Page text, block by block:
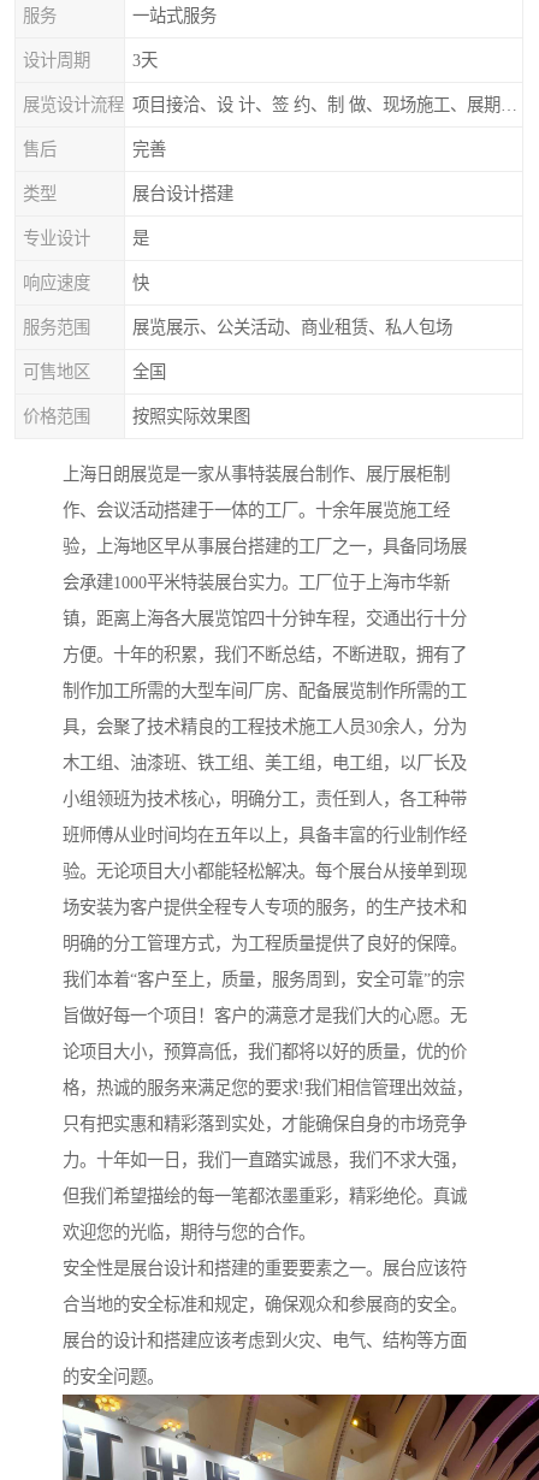
服务 一站式服务
设计周期 3天
展览设计流程
售后 完善
类型 展台设计搭建
专业设计 是
响应速度 快
服务范围 展览展示、公关活动、商业租赁、私人包场
可售地区 全国
价格范围 按照实际效果图
上海日朗展览是一家从事特装展台制作、展厅展柜制
作、会议活动搭建于一体的工厂。十余年展览施工经
验，上海地区早从事展台搭建的工厂之一，具备同场展
会承建1000平米特装展台实力。工厂位于上海市华新
镇，距离上海各大展览馆四十分钟车程，交通出行十分
方便。十年的积累，我们不断总结，不断进取，拥有了
制作加工所需的大型车间厂房、配备展览制作所需的工
具，会聚了技术精良的工程技术施工人员30余人，分为
木工组、油漆班、铁工组、美工组，电工组，以厂长及
小组领班为技术核心，明确分工，责任到人，各工种带
班师傅从业时间均在五年以上，具备丰富的行业制作经
验。无论项目大小都能轻松解决。每个展台从接单到现
场安装为客户提供全程专人专项的服务，的生产技术和
明确的分工管理方式，为工程质量提供了良好的保障。
我们本着“客户至上，质量，服务周到，安全可靠”的宗
旨做好每一个项目！客户的满意才是我们大的心愿。无
论项目大小，预算高低，我们都将以好的质量，优的价
格，热诚的服务来满足您的要求!我们相信管理出效益，
只有把实惠和精彩落到实处，才能确保自身的市场竞争
力。十年如一日，我们一直踏实诚恳，我们不求大强，
但我们希望描绘的每一笔都浓墨重彩，精彩绝伦。真诚
欢迎您的光临，期待与您的合作。
安全性是展台设计和搭建的重要要素之一。展台应该符
合当地的安全标准和规定，确保观众和参展商的安全。
展台的设计和搭建应该考虑到火灾、电气、结构等方面
的安全问题。